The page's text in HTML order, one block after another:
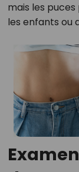
mais les
les enfants ou